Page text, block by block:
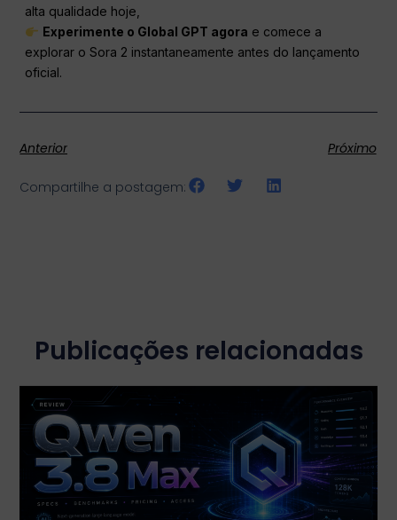
alta qualidade hoje,
Experimente o Global GPT agora e comece a
explorar o Sora 2 instantaneamente antes do lançamento
oficial.
Anterior Próximo
Compartilhe a postagem:
Publicações relacionadas